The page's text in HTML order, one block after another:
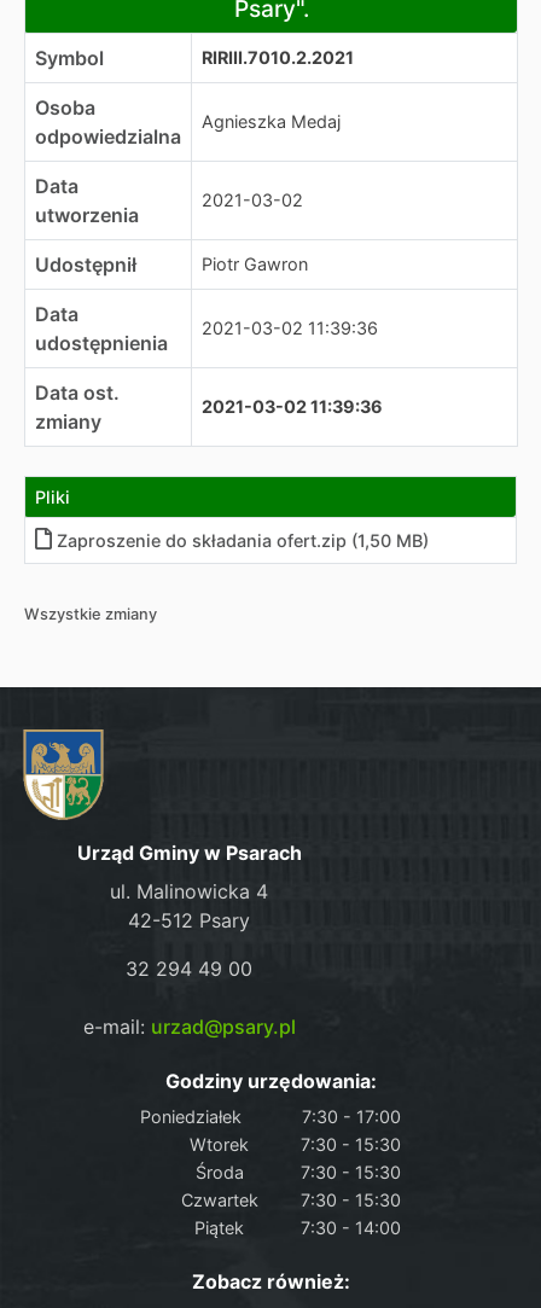
Psary".
Symbol RIRIII.7010.2.2021
Osoba
odpowiedzialna
Agnieszka Medaj
Data
utworzenia
2021-03-02
Udostępnił Piotr Gawron
Data
udostępnienia
2021-03-02 11:39:36
Data ost.
zmiany
2021-03-02 11:39:36
Pliki
Zaproszenie do składania ofert.zip (1,50 MB)
Wszystkie zmiany
Urząd Gminy w Psarach
ul. Malinowicka 4
42-512 Psary
32 294 49 00
e-mail: urzad@psary.pl
Godziny urzędowania:
Poniedziałek
7:30 - 17:00
Wtorek
7:30 - 15:30
Środa
7:30 - 15:30
Czwartek
7:30 - 15:30
Piątek
7:30 - 14:00
Zobacz również: